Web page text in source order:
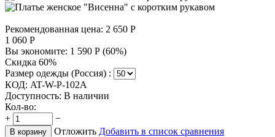
Рекомендованная цена: 2 650 Р
1 060 Р
Вы экономите: 1 590 Р (60%)
Скидка 60%
Размер одежды (Россия) :
КОД: AT-W-P-102A
Доступность: В наличии
Кол-во:
+
−
В корзину Отложить Добавить в список сравнения